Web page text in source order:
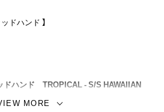
ドハンド 】
ドハンド TROPICAL - S/S HAWAIIAN
MORE